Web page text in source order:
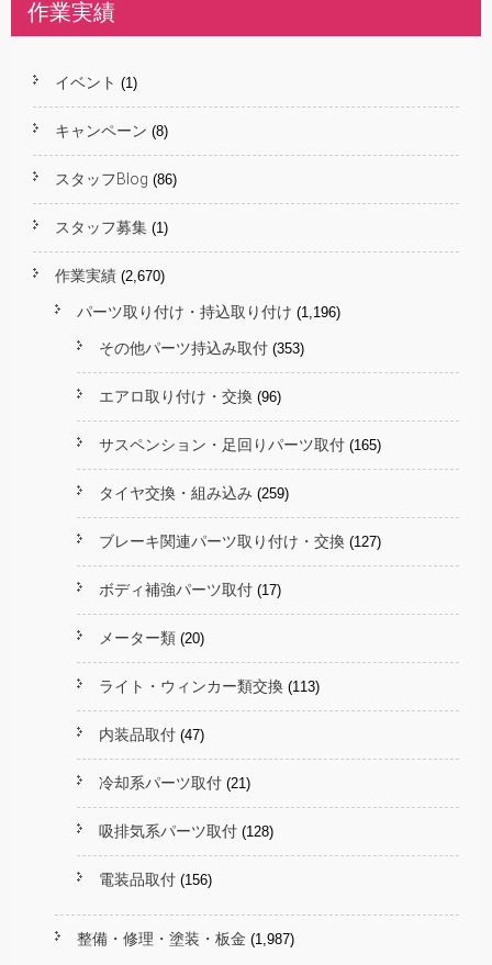
作業実績
イベント (1)
キャンペーン (8)
スタッフBlog (86)
スタッフ募集 (1)
作業実績 (2,670)
パーツ取り付け・持込取り付け (1,196)
その他パーツ持込み取付 (353)
エアロ取り付け・交換 (96)
サスペンション・足回りパーツ取付 (165)
タイヤ交換・組み込み (259)
ブレーキ関連パーツ取り付け・交換 (127)
ボディ補強パーツ取付 (17)
メーター類 (20)
ライト・ウィンカー類交換 (113)
内装品取付 (47)
冷却系パーツ取付 (21)
吸排気系パーツ取付 (128)
電装品取付 (156)
整備・修理・塗装・板金 (1,987)